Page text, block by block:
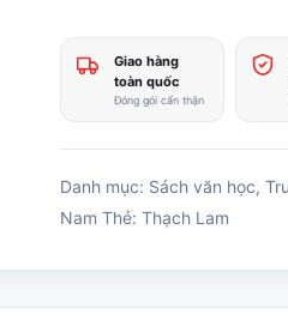
Giao hàng
toàn quốc
Đóng gói cẩn thận
Danh mục: Sách văn học,
Nam Thẻ: Thạch Lam